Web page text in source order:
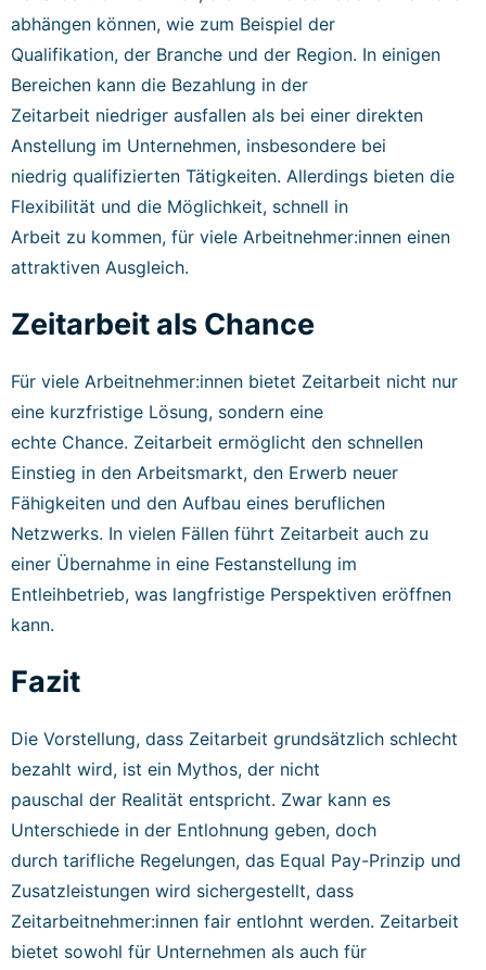
abhängen können, wie zum Beispiel der
Qualifikation, der Branche und der Region. In einigen
Bereichen kann die Bezahlung in der
Zeitarbeit niedriger ausfallen als bei einer direkten
Anstellung im Unternehmen, insbesondere bei
niedrig qualifizierten Tätigkeiten. Allerdings bieten die
Flexibilität und die Möglichkeit, schnell in
Arbeit zu kommen, für viele Arbeitnehmer:innen einen
attraktiven Ausgleich.
Zeitarbeit als Chance
Für viele Arbeitnehmer:innen bietet Zeitarbeit nicht nur
eine kurzfristige Lösung, sondern eine
echte Chance. Zeitarbeit ermöglicht den schnellen
Einstieg in den Arbeitsmarkt, den Erwerb neuer
Fähigkeiten und den Aufbau eines beruflichen
Netzwerks. In vielen Fällen führt Zeitarbeit auch zu
einer Übernahme in eine Festanstellung im
Entleihbetrieb, was langfristige Perspektiven eröffnen
kann.
Fazit
Die Vorstellung, dass Zeitarbeit grundsätzlich schlecht
bezahlt wird, ist ein Mythos, der nicht
pauschal der Realität entspricht. Zwar kann es
Unterschiede in der Entlohnung geben, doch
durch tarifliche Regelungen, das Equal Pay-Prinzip und
Zusatzleistungen wird sichergestellt, dass
Zeitarbeitnehmer:innen fair entlohnt werden. Zeitarbeit
bietet sowohl für Unternehmen als auch für